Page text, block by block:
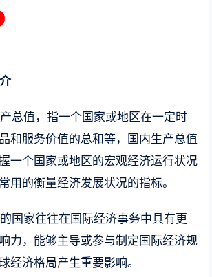
总值，指一个国家或地区在一定时
和服务价值的总和等，国内生产总值
一个国家或地区的宏观经济运行状况
用的衡量经济发展状况的指标。
国家往往在国际经济事务中具有更
力，能够主导或参与制定国际经济规
经济格局产生重要影响。